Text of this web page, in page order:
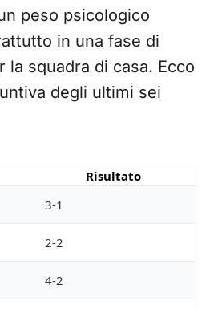
peso psicologico
in una fase di
la squadra di casa. Ecco
degli ultimi sei
Risultato
3-1
2-2
4-2